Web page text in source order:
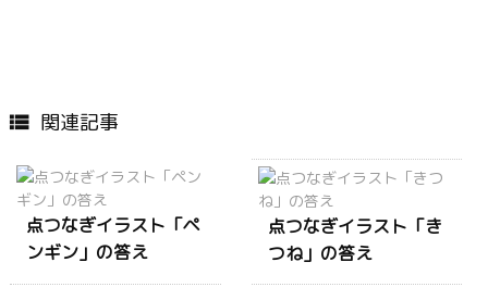
 関連記事
点つなぎイラスト「ペ
ンギン」の答え
点つなぎイラスト「き
つね」の答え